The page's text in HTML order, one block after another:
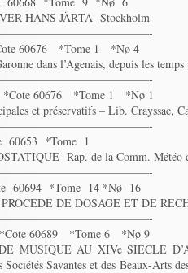
HANS JÄRTA Stockholm
60676 *Tome 1 *Nø 4
dans l’Agenais, depuis les
*Cote 60676 *Tome 1 *Nø 1
et préservatifs – Lib. Crayssac,
60653 *Tome 1
Rap. de la Comm.
60694 *Tome 14 *Nø 16
DE DOSAGE ET DE
60689 *Tome 6 *Nø 9
MUSIQUE AU XIVe SIECLE
Savantes et des Beaux-Arts